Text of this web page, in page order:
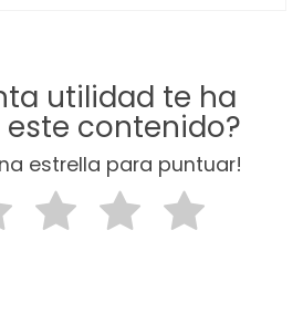
utilidad te ha
contenido?
estrella para puntuar!